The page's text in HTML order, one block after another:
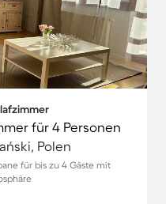
für 4 Personen
Polen
für bis zu 4 Gäste mit